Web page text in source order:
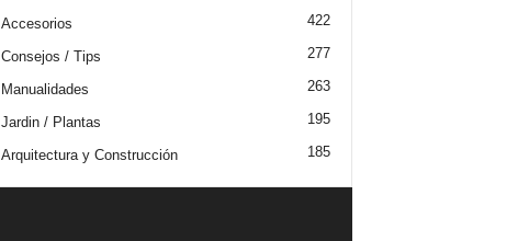
Accesorios 422
Consejos / Tips 277
Manualidades 263
Jardin / Plantas 195
Arquitectura y Construcción 185